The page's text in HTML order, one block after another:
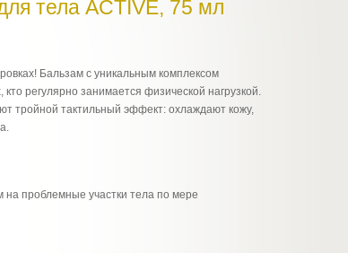
тела ACTIVE, 75 мл
Бальзам с уникальным комплексом
регулярно занимается физической нагрузкой.
тройной тактильный эффект: охлаждают кожу,
проблемные участки тела по мере